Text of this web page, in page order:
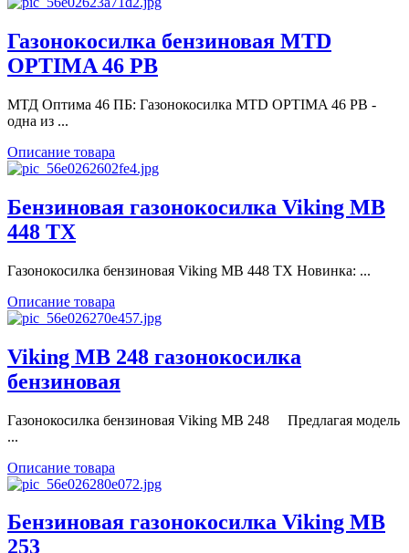
Газонокосилка бензиновая MTD
OPTIMA 46 PB
МТД Оптима 46 ПБ: Газонокосилка MTD OPTIMA 46 PB -
одна из ...
Описание товара
Бензиновая газонокосилка Viking MB
448 TX
Газонокосилка бензиновая Viking MB 448 TX Новинка: ...
Описание товара
Viking MB 248 газонокосилка
бензиновая
Газонокосилка бензиновая Viking MB 248 Предлагая модель
...
Описание товара
Бензиновая газонокосилка Viking MB
253